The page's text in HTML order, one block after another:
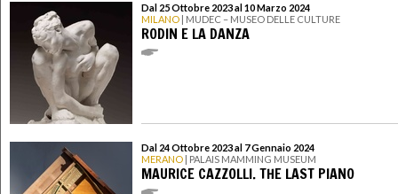
Dal 25 Ottobre 2023 al 10 Marzo 2024
MILANO | MUDEC – MUSEO DELLE CULTURE
RODIN E LA DANZA
Dal 24 Ottobre 2023 al 7 Gennaio 2024
MERANO | PALAIS MAMMING MUSEUM
MAURICE CAZZOLLI. THE LAST PIANO